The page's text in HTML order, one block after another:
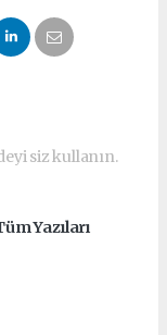
siz kullanın.
Yazıları